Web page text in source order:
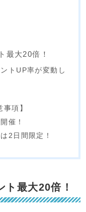
最大20倍！
トUP率が変動し
項】
催！
2日間限定！
ト最大20倍！